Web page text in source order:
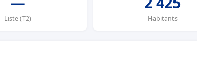
Liste (T2) Habitants